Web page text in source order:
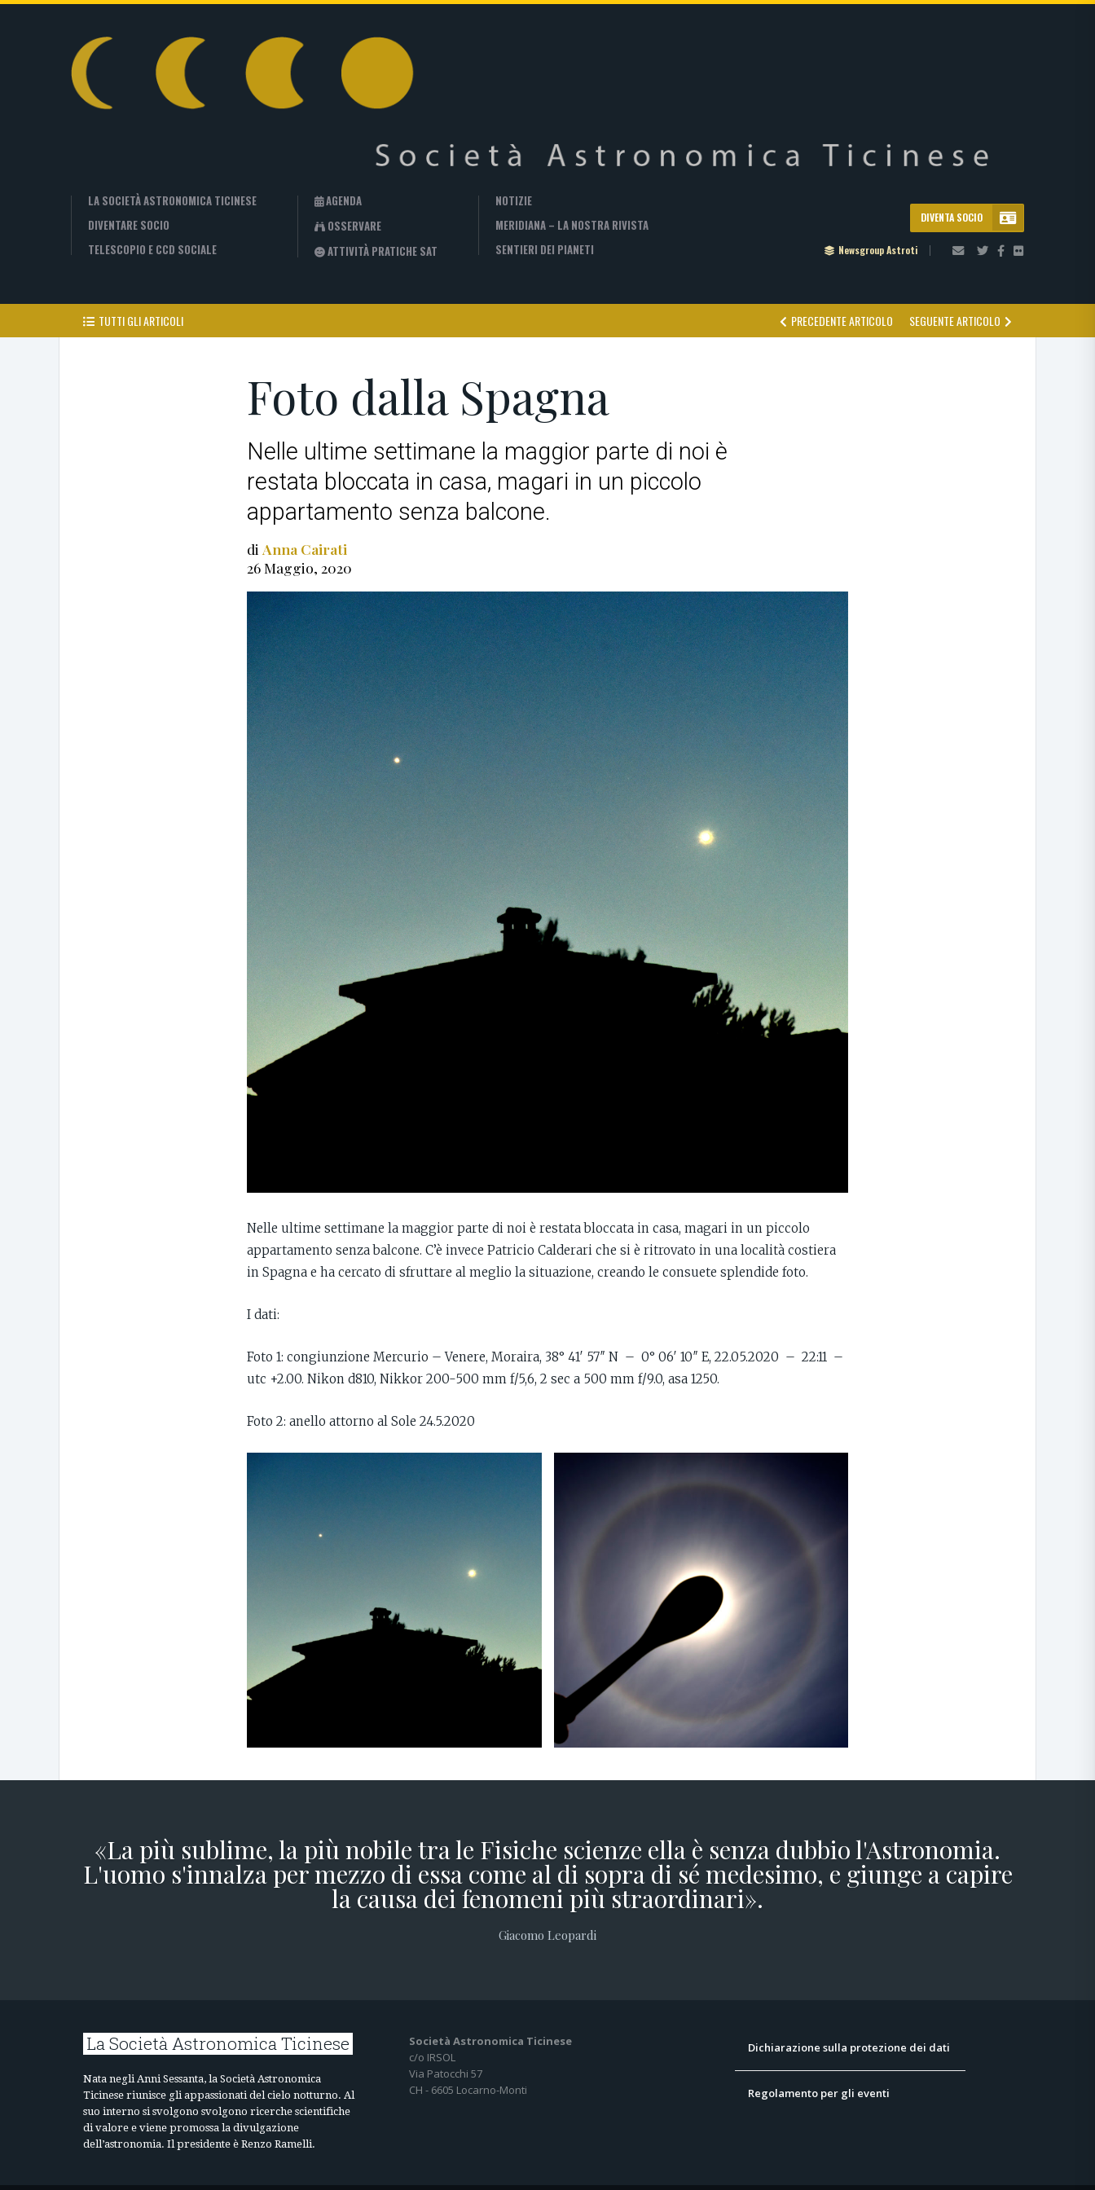
LA SOCIETÀ ASTRONOMICA TICINESE
DIVENTARE SOCIO
TELESCOPIO E CCD SOCIALE
AGENDA
OSSERVARE
ATTIVITÀ PRATICHE SAT
NOTIZIE
MERIDIANA – LA NOSTRA RIVISTA
SENTIERI DEI PIANETI
DIVENTA SOCIO
Newsgroup Astroti
TUTTI GLI ARTICOLI PRECEDENTE ARTICOLO SEGUENTE ARTICOLO
Foto dalla Spagna
Nelle ultime settimane la maggior parte di noi è
restata bloccata in casa, magari in un piccolo
appartamento senza balcone.
di Anna Cairati
26 Maggio, 2020
Nelle ultime settimane la maggior parte di noi è restata bloccata in casa, magari in un piccolo
appartamento senza balcone. C’è invece Patricio Calderari che si è ritrovato in una località costiera
in Spagna e ha cercato di sfruttare al meglio la situazione, creando le consuete splendide foto.
I dati:
Foto 1: congiunzione Mercurio – Venere, Moraira, 38° 41′ 57″ N – 0° 06′ 10″ E, 22.05.2020 – 22:11 –
utc +2.00. Nikon d810, Nikkor 200-500 mm f/5,6, 2 sec a 500 mm f/9.0, asa 1250.
Foto 2: anello attorno al Sole 24.5.2020
«La più sublime, la più nobile tra le Fisiche scienze ella è senza dubbio l'Astronomia.
L'uomo s'innalza per mezzo di essa come al di sopra di sé medesimo, e giunge a capire
la causa dei fenomeni più straordinari».
Giacomo Leopardi
La Società Astronomica Ticinese
Nata negli Anni Sessanta, la Società Astronomica
Ticinese riunisce gli appassionati del cielo notturno. Al
suo interno si svolgono svolgono ricerche scientifiche
di valore e viene promossa la divulgazione
dell’astronomia. Il presidente è Renzo Ramelli.
Società Astronomica Ticinese
c/o IRSOL
Via Patocchi 57
CH - 6605 Locarno-Monti
Dichiarazione sulla protezione dei dati
Regolamento per gli eventi